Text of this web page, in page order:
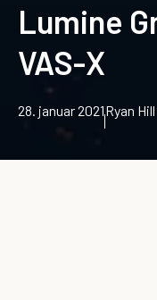
Lumine
VAS-X
28. januar 2021Ryan Hill